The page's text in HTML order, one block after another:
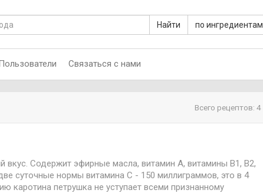
Найти по ингредиентам
Связаться с нами
Всего рецептов: 4
вкус. Содержит эфирные масла, витамин А, витамины В1, В2,
суточные нормы витамина С - 150 миллиграммов, это в 4
каротина петрушка не уступает всеми признанному